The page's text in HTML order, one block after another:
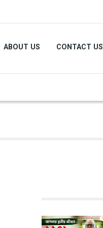
ABOUT US CONTACT US